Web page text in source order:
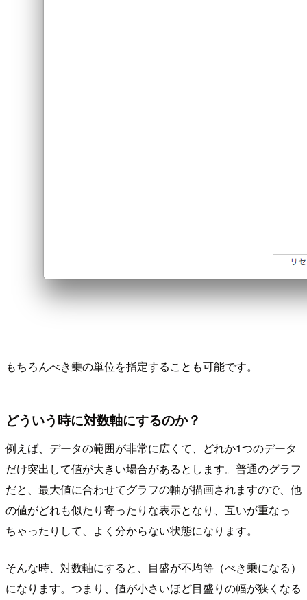
もちろんべき乗の単位を指定することも可能です。
どういう時に対数軸にするのか？
例えば、データの範囲が非常に広くて、どれか1つのデータ
だけ突出して値が大きい場合があるとします。普通のグラフ
だと、最大値に合わせてグラフの軸が描画されますので、他
の値がどれも似たり寄ったりな表示となり、互いが重なっ
ちゃったりして、よく分からない状態になります。
そんな時、対数軸にすると、目盛が不均等（べき乗になる）
になります。つまり、値が小さいほど目盛りの幅が狭くなる